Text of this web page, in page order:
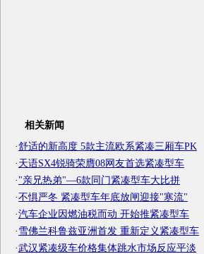
相关新闻
·舒适的新高度 5款主流欧系紧凑三厢车PK
·天语SX4锐骑荣膺08网友首选紧凑型车
·"亲兄热弟"—6款同门紧凑型车大比拼
·不惧严冬 紧凑型车年底放闸迎接"寒流"
·汽车企业因燃油税而动 开始推紧凑型车
·雪佛兰科鲁兹亚洲首发 重新定义紧凑型车
·武汉紧凑级车价格集体跳水市场反应平淡